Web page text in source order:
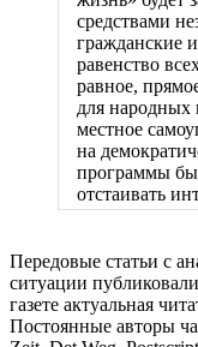
средствами
гражданские
равенство
равное,
для народных
местное
на
программы
отстаивать
Передовые статьи с
ситуации
газете актуальная
Постоянные авторы